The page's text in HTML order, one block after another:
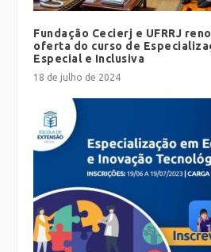
Fundação Cecierj e UFRRJ
oferta do curso de
Especial e Inclusiva
18 de julho de 2024